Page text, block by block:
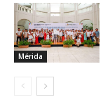
Mérida